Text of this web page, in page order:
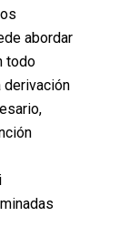
abordar
todo
derivación